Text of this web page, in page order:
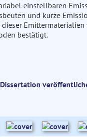
einstellbaren
und kurze
bestätigt.
Dissertation